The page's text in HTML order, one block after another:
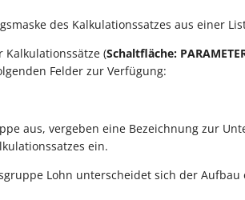
des Kalkulationssatzes aus einer
Kalkulationssätze (Schaltfläche:
Felder zur Verfügung:
aus, vergeben eine Bezeichnung zur
ein.
Lohn unterscheidet sich der Aufbau